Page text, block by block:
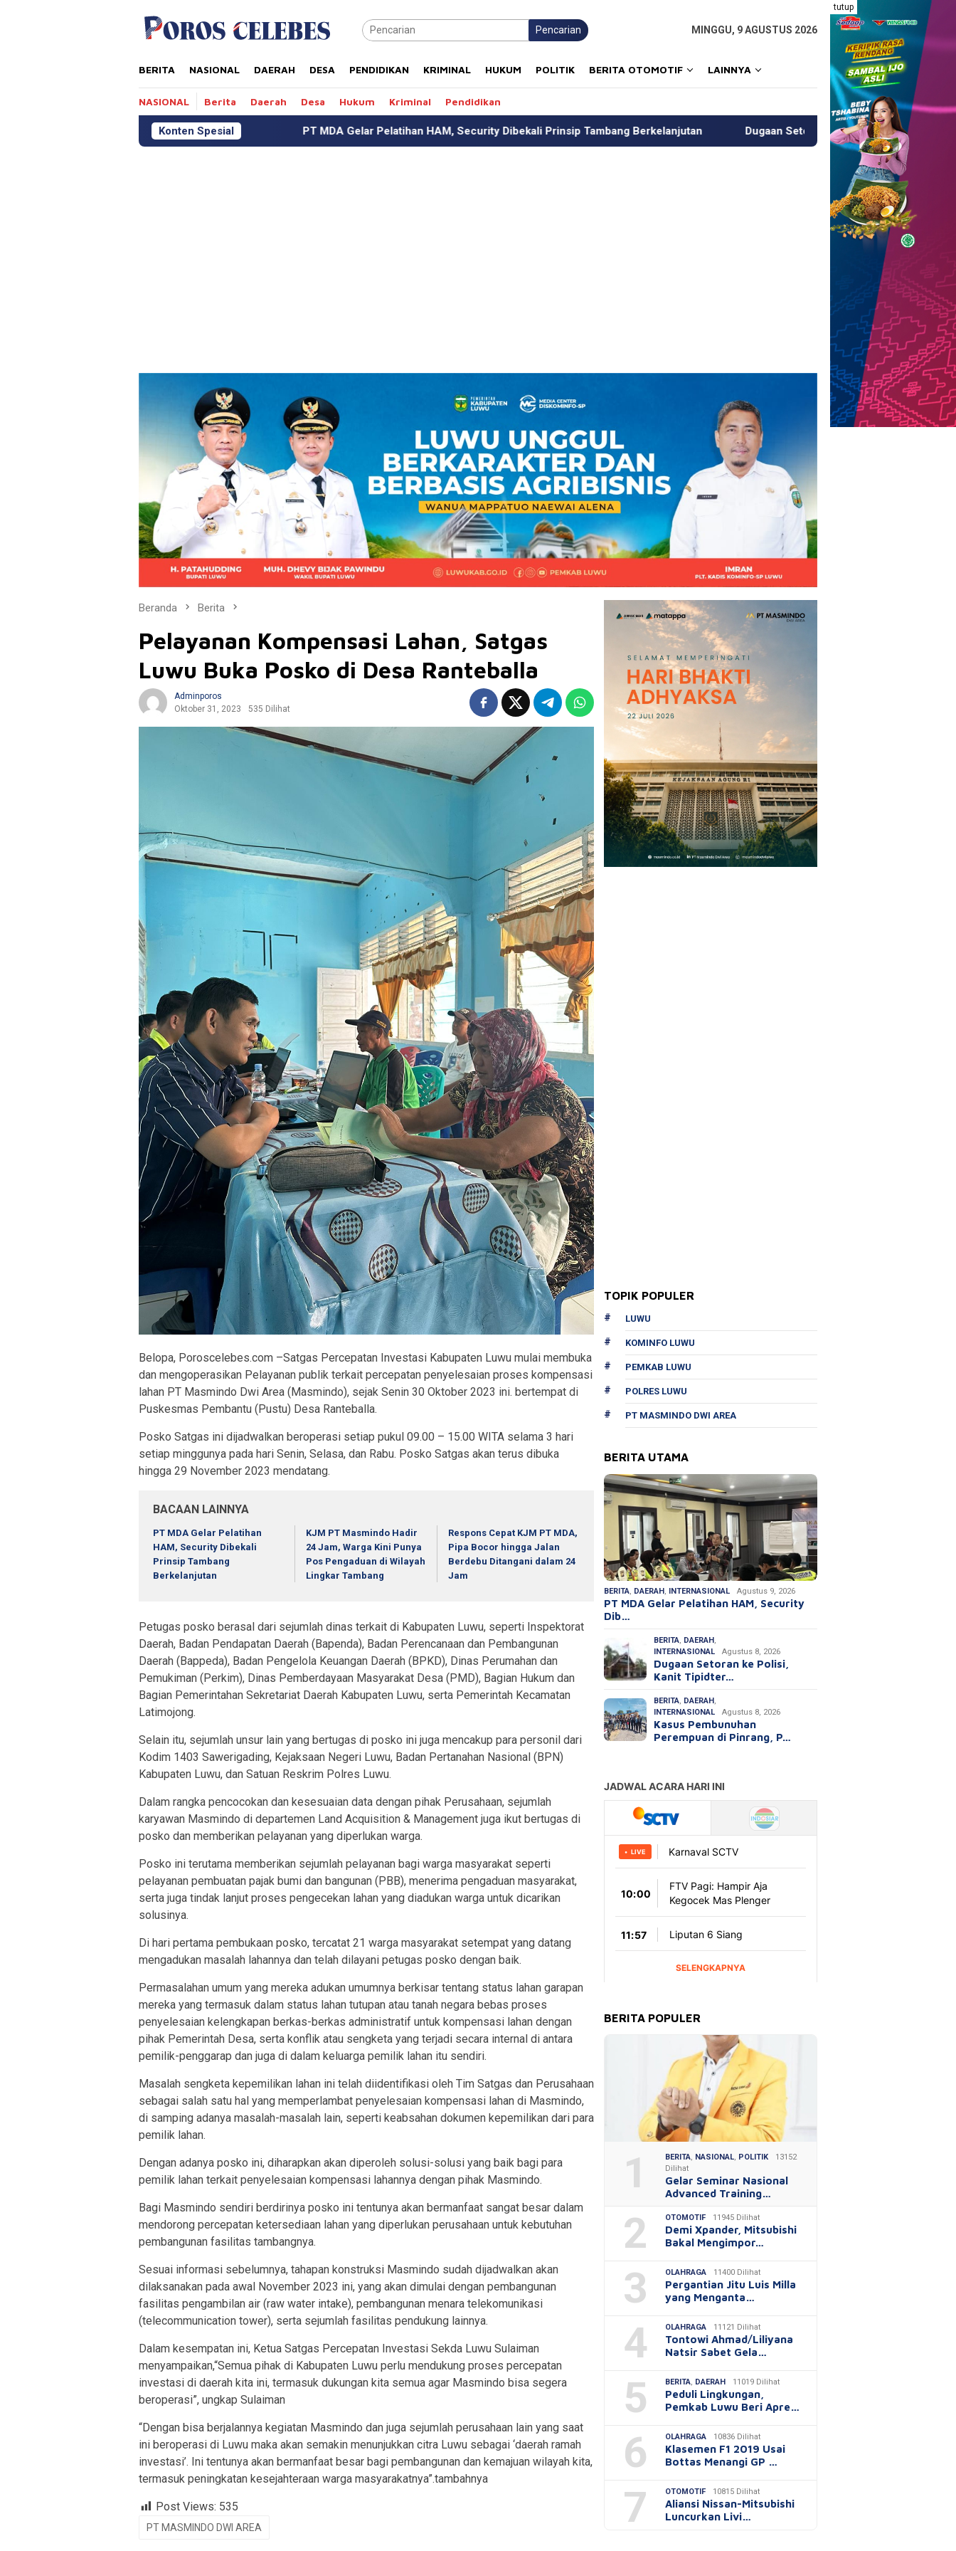
tutup
Pencarian MINGGU, 9 AGUSTUS 2026
BERITA NASIONAL DAERAH DESA PENDIDIKAN KRIMINAL HUKUM POLITIK BERITA OTOMOTIF LAINNYA
NASIONAL Berita Daerah Desa Hukum Kriminal Pendidikan
Konten Spesial
PT MDA Gelar Pelatihan HAM, Security Dibekali Prinsip Tambang Berkelanjutan Dugaan Setoran ke Polisi, Kanit Tipidter Polres Pinrang Beri
Beranda Berita
Pelayanan Kompensasi Lahan, Satgas
Luwu Buka Posko di Desa Ranteballa
Adminporos
Oktober 31, 2023
535 Dilihat
Belopa, Poroscelebes.com –Satgas Percepatan Investasi Kabupaten Luwu mulai membuka
dan mengoperasikan Pelayanan publik terkait percepatan penyelesaian proses kompensasi
lahan PT Masmindo Dwi Area (Masmindo), sejak Senin 30 Oktober 2023 ini. bertempat di
Puskesmas Pembantu (Pustu) Desa Ranteballa.
Posko Satgas ini dijadwalkan beroperasi setiap pukul 09.00 – 15.00 WITA selama 3 hari
setiap minggunya pada hari Senin, Selasa, dan Rabu. Posko Satgas akan terus dibuka
hingga 29 November 2023 mendatang.
BACAAN LAINNYA
PT MDA Gelar Pelatihan
HAM, Security Dibekali
Prinsip Tambang
Berkelanjutan
KJM PT Masmindo Hadir
24 Jam, Warga Kini Punya
Pos Pengaduan di Wilayah
Lingkar Tambang
Respons Cepat KJM PT MDA,
Pipa Bocor hingga Jalan
Berdebu Ditangani dalam 24
Jam
Petugas posko berasal dari sejumlah dinas terkait di Kabupaten Luwu, seperti Inspektorat
Daerah, Badan Pendapatan Daerah (Bapenda), Badan Perencanaan dan Pembangunan
Daerah (Bappeda), Badan Pengelola Keuangan Daerah (BPKD), Dinas Perumahan dan
Pemukiman (Perkim), Dinas Pemberdayaan Masyarakat Desa (PMD), Bagian Hukum dan
Bagian Pemerintahan Sekretariat Daerah Kabupaten Luwu, serta Pemerintah Kecamatan
Latimojong.
Selain itu, sejumlah unsur lain yang bertugas di posko ini juga mencakup para personil dari
Kodim 1403 Sawerigading, Kejaksaan Negeri Luwu, Badan Pertanahan Nasional (BPN)
Kabupaten Luwu, dan Satuan Reskrim Polres Luwu.
Dalam rangka pencocokan dan kesesuaian data dengan pihak Perusahaan, sejumlah
karyawan Masmindo di departemen Land Acquisition & Management juga ikut bertugas di
posko dan memberikan pelayanan yang diperlukan warga.
Posko ini terutama memberikan sejumlah pelayanan bagi warga masyarakat seperti
pelayanan pembuatan pajak bumi dan bangunan (PBB), menerima pengaduan masyarakat,
serta juga tindak lanjut proses pengecekan lahan yang diadukan warga untuk dicarikan
solusinya.
Di hari pertama pembukaan posko, tercatat 21 warga masyarakat setempat yang datang
mengadukan masalah lahannya dan telah dilayani petugas posko dengan baik.
Permasalahan umum yang mereka adukan umumnya berkisar tentang status lahan garapan
mereka yang termasuk dalam status lahan tutupan atau tanah negara bebas proses
penyelesaian kelengkapan berkas-berkas administratif untuk kompensasi lahan dengan
pihak Pemerintah Desa, serta konflik atau sengketa yang terjadi secara internal di antara
pemilik-penggarap dan juga di dalam keluarga pemilik lahan itu sendiri.
Masalah sengketa kepemilikan lahan ini telah diidentifikasi oleh Tim Satgas dan Perusahaan
sebagai salah satu hal yang memperlambat penyelesaian kompensasi lahan di Masmindo,
di samping adanya masalah-masalah lain, seperti keabsahan dokumen kepemilikan dari para
pemilik lahan.
Dengan adanya posko ini, diharapkan akan diperoleh solusi-solusi yang baik bagi para
pemilik lahan terkait penyelesaian kompensasi lahannya dengan pihak Masmindo.
Bagi Masmindo sendiri berdirinya posko ini tentunya akan bermanfaat sangat besar dalam
mendorong percepatan ketersediaan lahan yang diperlukan perusahaan untuk kebutuhan
pembangunan fasilitas tambangnya.
Sesuai informasi sebelumnya, tahapan konstruksi Masmindo sudah dijadwalkan akan
dilaksanakan pada awal November 2023 ini, yang akan dimulai dengan pembangunan
fasilitas pengambilan air (raw water intake), pembangunan menara telekomunikasi
(telecommunication tower), serta sejumlah fasilitas pendukung lainnya.
Dalam kesempatan ini, Ketua Satgas Percepatan Investasi Sekda Luwu Sulaiman
menyampaikan,“Semua pihak di Kabupaten Luwu perlu mendukung proses percepatan
investasi di daerah kita ini, termasuk dukungan kita semua agar Masmindo bisa segera
beroperasi”, ungkap Sulaiman
“Dengan bisa berjalannya kegiatan Masmindo dan juga sejumlah perusahaan lain yang saat
ini beroperasi di Luwu maka akan semakin menunjukkan citra Luwu sebagai ‘daerah ramah
investasi’. Ini tentunya akan bermanfaat besar bagi pembangunan dan kemajuan wilayah kita,
termasuk peningkatan kesejahteraan warga masyarakatnya”.tambahnya
Post Views: 535
PT MASMINDO DWI AREA
TOPIK POPULER
LUWU
KOMINFO LUWU
PEMKAB LUWU
POLRES LUWU
PT MASMINDO DWI AREA
BERITA UTAMA
BERITA, DAERAH, INTERNASIONAL Agustus 9, 2026
PT MDA Gelar Pelatihan HAM, Security
Dib…
BERITA, DAERAH,
INTERNASIONAL
Agustus 8, 2026
Dugaan Setoran ke Polisi,
Kanit Tipidter…
BERITA, DAERAH,
INTERNASIONAL
Agustus 8, 2026
Kasus Pembunuhan
Perempuan di Pinrang, P…
BERITA POPULER
1 BERITA NASIONAL POLITIK
13152
Dilihat
Gelar Seminar Nasional
Advanced Training…
2 OTOMOTIF 11945 Dilihat
Demi Xpander, Mitsubishi
Bakal Mengimpor…
3 OLAHRAGA 11400 Dilihat
Pergantian Jitu Luis Milla
yang Menganta…
4 OLAHRAGA 11121 Dilihat
Tontowi Ahmad/Liliyana
Natsir Sabet Gela…
5 BERITA DAERAH 11019 Dilihat
Peduli Lingkungan,
Pemkab Luwu Beri Apre…
6 OLAHRAGA 10836 Dilihat
Klasemen F1 2019 Usai
Bottas Menangi GP …
7 OTOMOTIF 10815 Dilihat
Aliansi Nissan-Mitsubishi
Luncurkan Livi…